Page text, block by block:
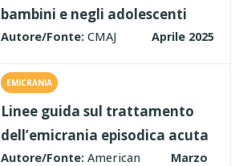
bambini e negli adolescenti
Autore/Fonte: CMAJ Aprile 2025
EMICRANIA
Linee guida sul trattamento
dell’emicrania episodica acuta
Autore/Fonte: American
Marzo